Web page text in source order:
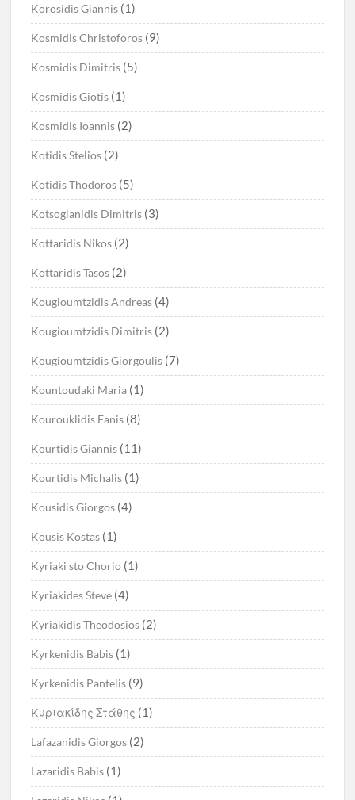
Korosidis Giannis (1)
Kosmidis Christoforos (9)
Kosmidis Dimitris (5)
Kosmidis Giotis (1)
Kosmidis Ioannis (2)
Kotidis Stelios (2)
Kotidis Thodoros (5)
Kotsoglanidis Dimitris (3)
Kottaridis Nikos (2)
Kottaridis Tasos (2)
Kougioumtzidis Andreas (4)
Kougioumtzidis Dimitris (2)
Kougioumtzidis Giorgoulis (7)
Kountoudaki Maria (1)
Kourouklidis Fanis (8)
Kourtidis Giannis (11)
Kourtidis Michalis (1)
Kousidis Giorgos (4)
Kousis Kostas (1)
Kyriaki sto Chorio (1)
Kyriakides Steve (4)
Kyriakidis Theodosios (2)
Kyrkenidis Babis (1)
Kyrkenidis Pantelis (9)
Kυριακίδης Στάθης (1)
Lafazanidis Giorgos (2)
Lazaridis Babis (1)